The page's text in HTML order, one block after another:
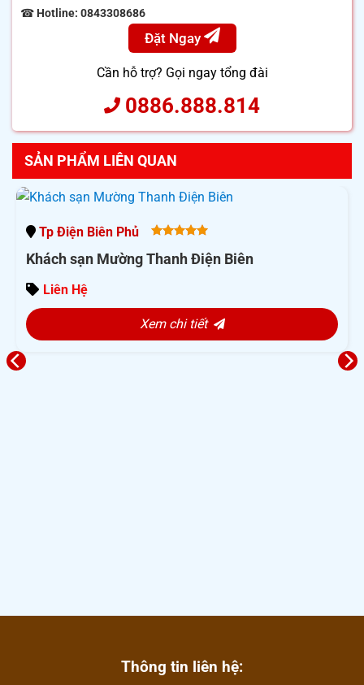
☎ Hotline: 0843308686
Đặt Ngay
Cần hỗ trợ? Gọi ngay tổng đài
0886.888.814
SẢN PHẨM LIÊN QUAN
Tp Điện Biên Phủ
of 5
Khách sạn Mường Thanh Điện Biên
Liên Hệ
Xem chi tiết
Thông tin liên hệ: